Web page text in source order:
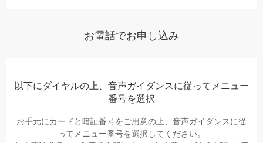
お電話でお申し込み
以下にダイヤルの上、⾳声ガイダンスに従ってメニュー
番号を選択
お⼿元にカードと暗証番号をご⽤意の上、⾳声ガイダンスに従
ってメニュー番号を選択してください。